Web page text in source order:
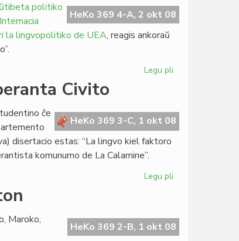
sian
jubileon
HeKo 369 4-A, 2 okt 08
politiko
la lingvopolitiko de UEA, reagis ankoraŭ
Legu pli
politikon
de
Civito
HeKo 369 3-C, 1 okt 08
ĉe
disertacio estas: “La lingvo kiel faktoro
komunumo de La Calamine”.
Legu pli
kaj
la
HeKo 369 2-B, 1 okt 08
Maroko,